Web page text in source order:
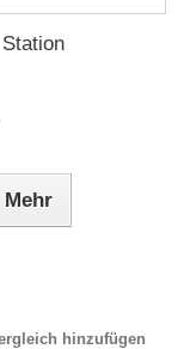
Mehr
hinzufügen